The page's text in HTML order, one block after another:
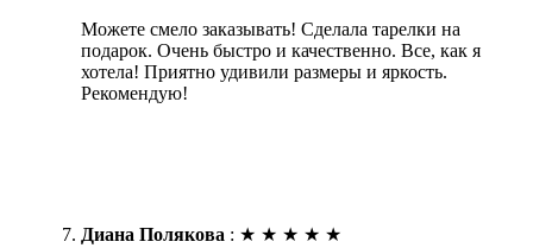
Можете смело заказывать! Сделала тарелки на
подарок. Очень быстро и качественно. Все, как я
хотела! Приятно удивили размеры и яркость.
Рекомендую!
Диана Полякова : ★ ★ ★ ★ ★